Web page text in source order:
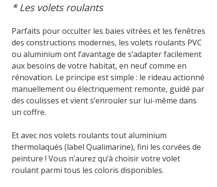
* Les volets roulants
Parfaits pour occulter les baies vitrées et les fenêtres
des constructions modernes, les volets roulants PVC
ou aluminium ont l’avantage de s’adapter facilement
aux besoins de votre habitat, en neuf comme en
rénovation. Le principe est simple : le rideau actionné
manuellement ou électriquement remonte, guidé par
des coulisses et vient s’enrouler sur lui-même dans
un coffre.
Et avec nos volets roulants tout aluminium
thermolaqués (label Qualimarine), fini les corvées de
peinture ! Vous n’aurez qu’à choisir votre volet
roulant parmi tous les coloris disponibles.